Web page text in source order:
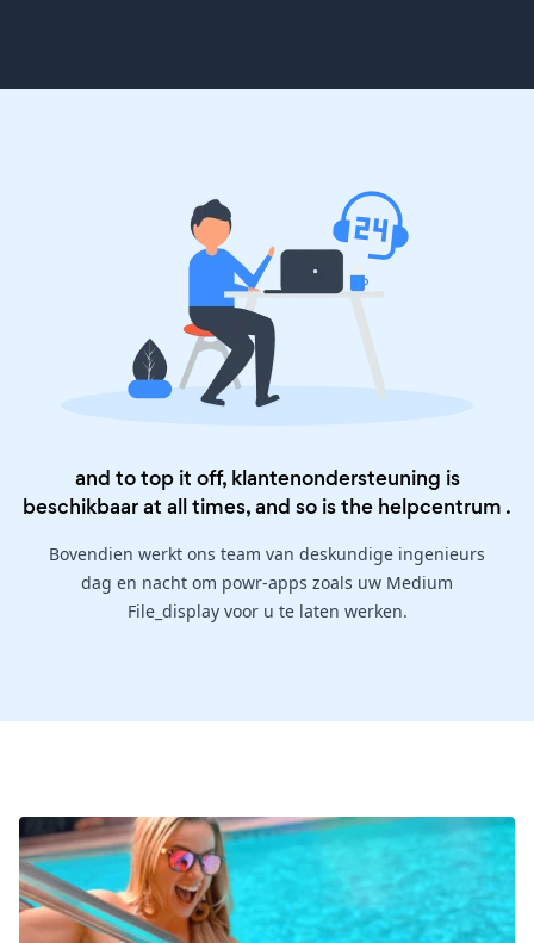
and to top it off, klantenondersteuning is
beschikbaar at all times, and so is the helpcentrum .
Bovendien werkt ons team van deskundige ingenieurs
dag en nacht om powr-apps zoals uw Medium
File_display voor u te laten werken.